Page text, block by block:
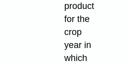
product
for the
crop
year in
which